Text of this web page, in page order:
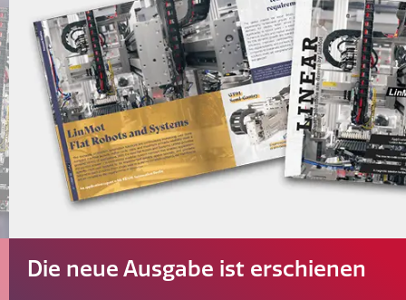
Die neue Ausgabe ist erschienen